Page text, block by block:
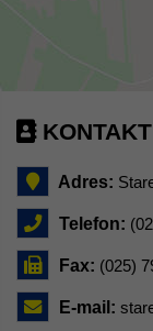
KONTAKT
Adres:
Telefon:
Fax: (025)
E-mail: